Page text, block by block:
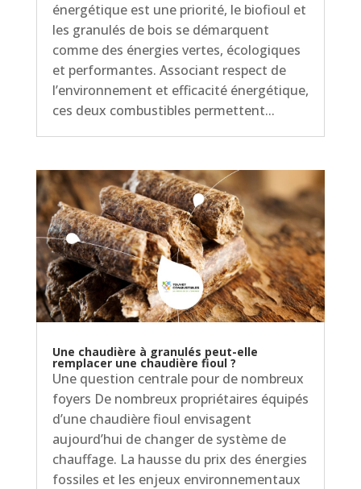
énergétique est une priorité, le biofioul et
les granulés de bois se démarquent
comme des énergies vertes, écologiques
et performantes. Associant respect de
l’environnement et efficacité énergétique,
ces deux combustibles permettent...
Une chaudière à granulés peut-elle
remplacer une chaudière fioul ?
Une question centrale pour de nombreux
foyers De nombreux propriétaires équipés
d’une chaudière fioul envisagent
aujourd’hui de changer de système de
chauffage. La hausse du prix des énergies
fossiles et les enjeux environnementaux